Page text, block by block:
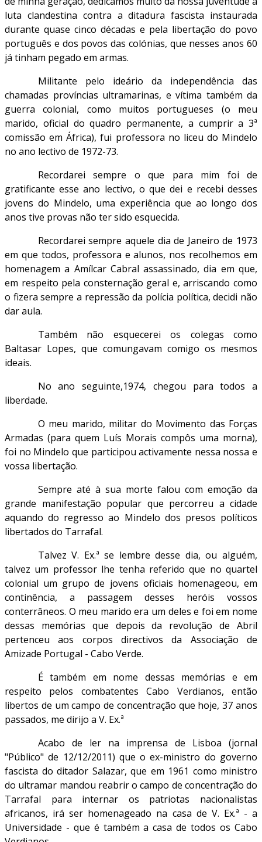
luta clandestina contra a ditadura fascista instaurada
durante quase cinco décadas e pela libertação do povo
português e dos povos das colónias, que nesses anos 60
já tinham pegado em armas.
Militante pelo ideário da independência das
chamadas províncias ultramarinas, e vítima também da
guerra colonial, como muitos portugueses (o meu
marido, oficial do quadro permanente, a cumprir a 3ª
comissão em África), fui professora no liceu do Mindelo
no ano lectivo de 1972-73.
Recordarei sempre o que para mim foi de
gratificante esse ano lectivo, o que dei e recebi desses
jovens do Mindelo, uma experiência que ao longo dos
anos tive provas não ter sido esquecida.
Recordarei sempre aquele dia de Janeiro de 1973
em que todos, professora e alunos, nos recolhemos em
homenagem a Amílcar Cabral assassinado, dia em que,
em respeito pela consternação geral e, arriscando como
o fizera sempre a repressão da polícia política, decidi não
dar aula.
Também não esquecerei os colegas como
Baltasar Lopes, que comungavam comigo os mesmos
ideais.
No ano seguinte,1974, chegou para todos a
liberdade.
O meu marido, militar do Movimento das Forças
Armadas (para quem Luís Morais compôs uma morna),
foi no Mindelo que participou activamente nessa nossa e
vossa libertação.
Sempre até à sua morte falou com emoção da
grande manifestação popular que percorreu a cidade
aquando do regresso ao Mindelo dos presos políticos
libertados do Tarrafal.
Talvez V. Ex.ª se lembre desse dia, ou alguém,
talvez um professor lhe tenha referido que no quartel
colonial um grupo de jovens oficiais homenageou, em
continência, a passagem desses heróis vossos
conterrâneos. O meu marido era um deles e foi em nome
dessas memórias que depois da revolução de Abril
pertenceu aos corpos directivos da Associação de
Amizade Portugal - Cabo Verde.
É também em nome dessas memórias e em
respeito pelos combatentes Cabo Verdianos, então
libertos de um campo de concentração que hoje, 37 anos
passados, me dirijo a V. Ex.ª
Acabo de ler na imprensa de Lisboa (jornal
"Público" de 12/12/2011) que o ex-ministro do governo
fascista do ditador Salazar, que em 1961 como ministro
do ultramar mandou reabrir o campo de concentração do
Tarrafal para internar os patriotas nacionalistas
africanos, irá ser homenageado na casa de V. Ex.ª - a
Universidade - que é também a casa de todos os Cabo